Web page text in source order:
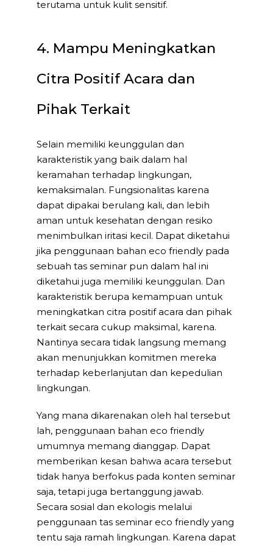
terutama untuk kulit sensitif.
4. Mampu Meningkatkan
Citra Positif Acara dan
Pihak Terkait
Selain memiliki keunggulan dan
karakteristik yang baik dalam hal
keramahan terhadap lingkungan,
kemaksimalan. Fungsionalitas karena
dapat dipakai berulang kali, dan lebih
aman untuk kesehatan dengan resiko
menimbulkan iritasi kecil. Dapat diketahui
jika penggunaan bahan eco friendly pada
sebuah tas seminar pun dalam hal ini
diketahui juga memiliki keunggulan. Dan
karakteristik berupa kemampuan untuk
meningkatkan citra positif acara dan pihak
terkait secara cukup maksimal, karena.
Nantinya secara tidak langsung memang
akan menunjukkan komitmen mereka
terhadap keberlanjutan dan kepedulian
lingkungan.
Yang mana dikarenakan oleh hal tersebut
lah, penggunaan bahan eco friendly
umumnya memang dianggap. Dapat
memberikan kesan bahwa acara tersebut
tidak hanya berfokus pada konten seminar
saja, tetapi juga bertanggung jawab.
Secara sosial dan ekologis melalui
penggunaan tas seminar eco friendly yang
tentu saja ramah lingkungan. Karena dapat